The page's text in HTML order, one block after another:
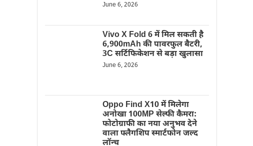
June 6, 2026
Vivo X Fold 6 में मिल सकती है
6,900mAh की पावरफुल बैटरी,
3C सर्टिफिकेशन से बड़ा खुलासा
June 6, 2026
Oppo Find X10 में मिलेगा
अनोखा 100MP सेल्फी कैमरा:
फोटोग्राफी का नया अनुभव देने
वाला फ्लैगशिप स्मार्टफोन जल्द
लॉन्च